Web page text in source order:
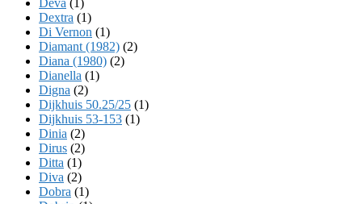
Dextra (1)
Di Vernon (1)
Diamant (1982) (2)
Diana (1980) (2)
Dianella (1)
Digna (2)
Dijkhuis 50.25/25 (1)
Dijkhuis 53-153 (1)
Dinia (2)
Dirus (2)
Ditta (1)
Diva (2)
Dobra (1)